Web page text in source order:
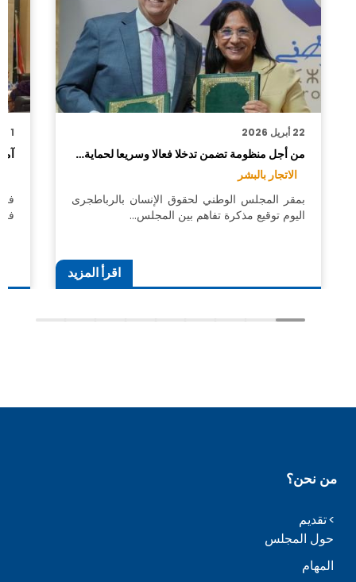
22 أبريل 2026
من أجل منظومة تضمن تدخلا فعالا وسريعا لحماية…
الاتجار بالبشر
بمقر المجلس الوطني لحقوق الإنسان بالرباطجرى
اليوم توقيع مذكرة تفاهم بين المجلس…
اقرأ المزيد
1 ماي 2025
من نحن؟
تقديم
حول المجلس
المهام